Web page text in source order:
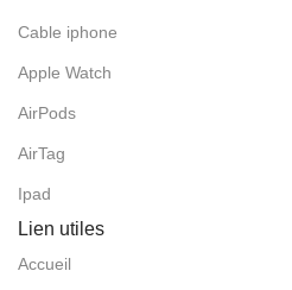
Cable iphone
Apple Watch
AirPods
AirTag
Ipad
Lien utiles
Accueil